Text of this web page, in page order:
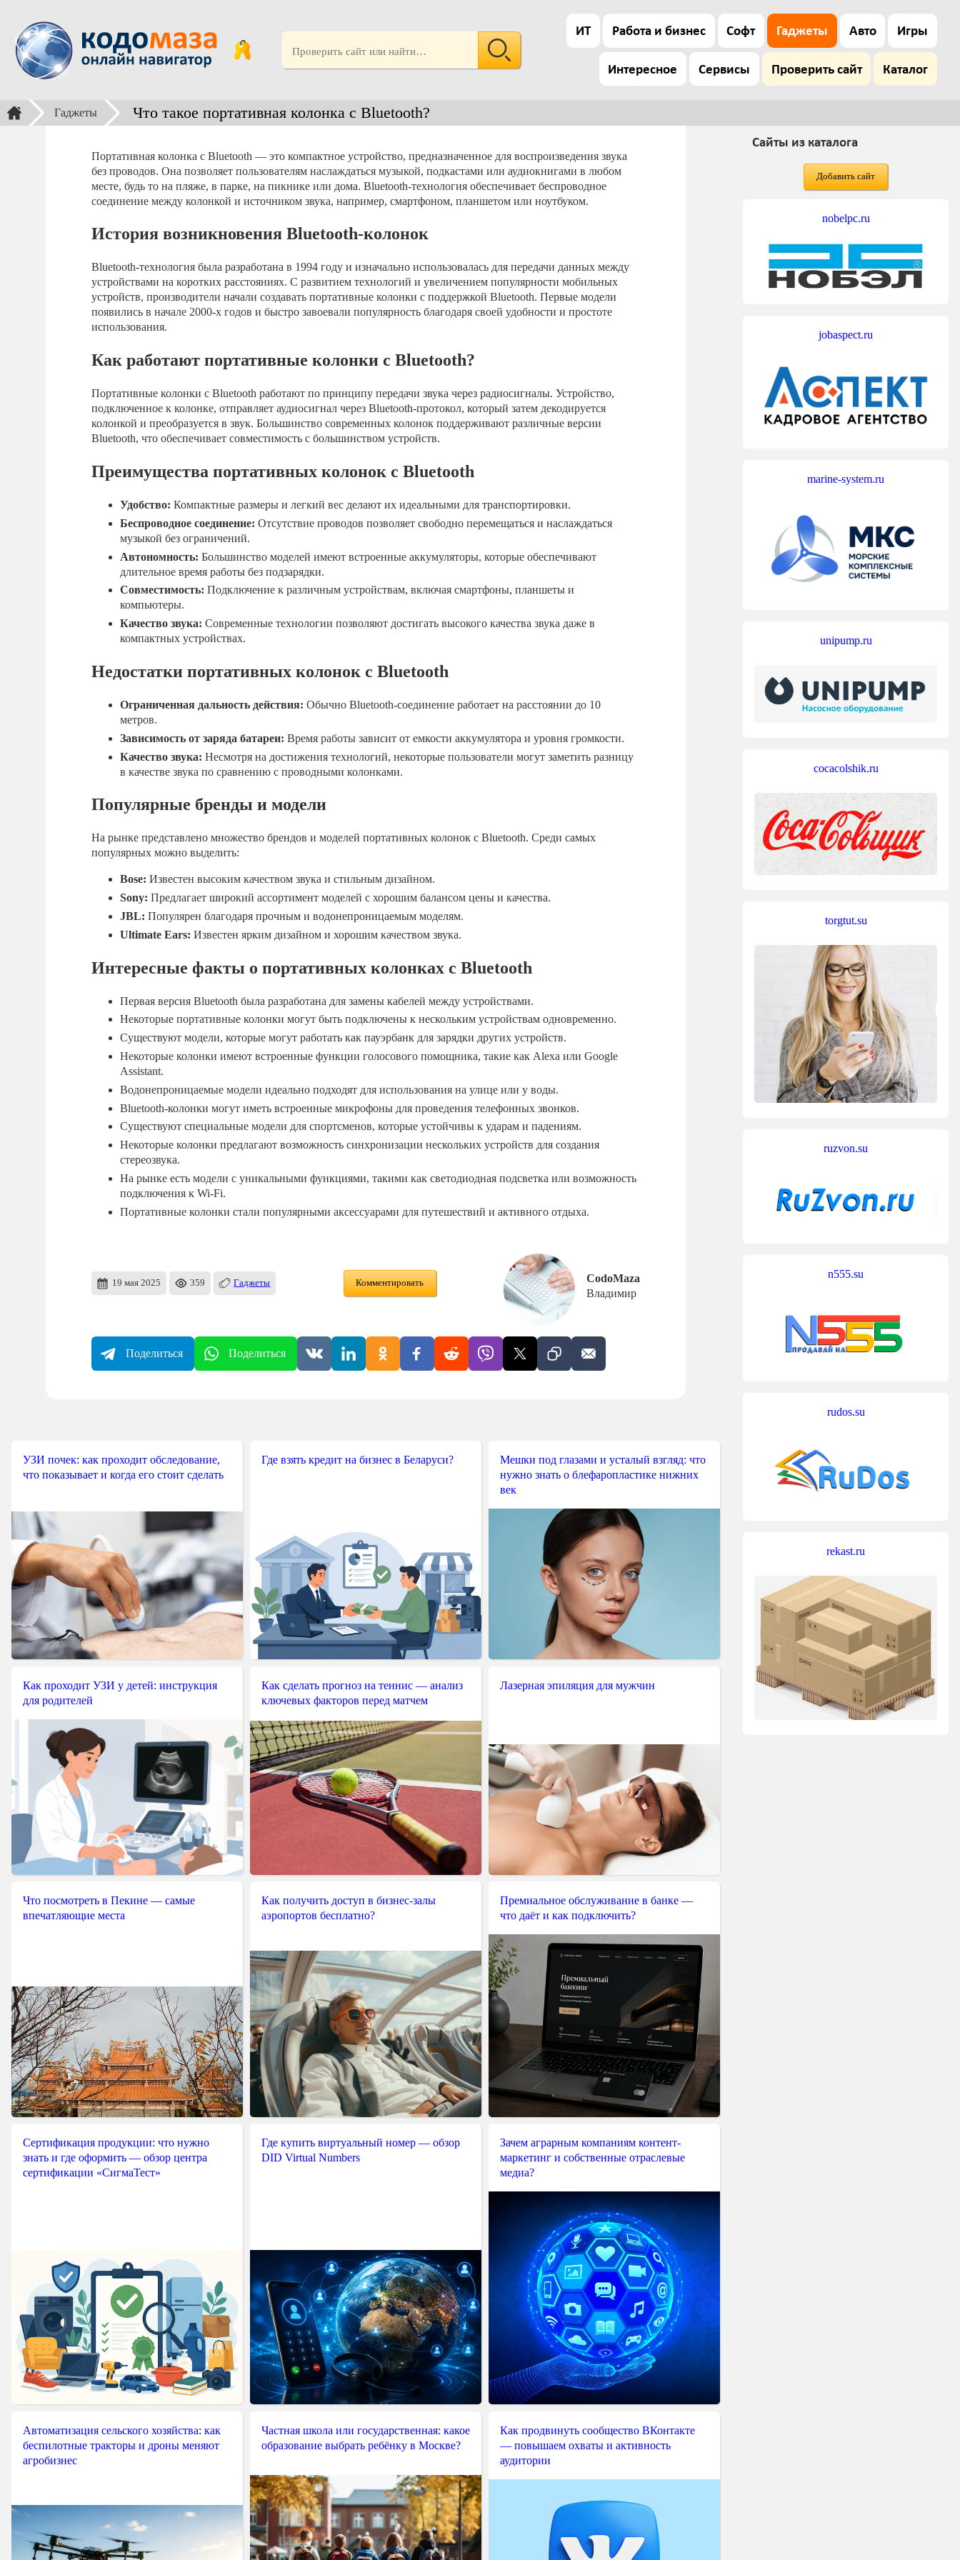
ИТ Работа и бизнес Софт Гаджеты Авто Игры
Интересное Сервисы Проверить сайт Каталог
Гаджеты Что такое портативная колонка с Bluetooth?
Портативная колонка с Bluetooth — это компактное устройство, предназначенное для воспроизведения звука
без проводов. Она позволяет пользователям наслаждаться музыкой, подкастами или аудиокнигами в любом
месте, будь то на пляже, в парке, на пикнике или дома. Bluetooth-технология обеспечивает беспроводное
соединение между колонкой и источником звука, например, смартфоном, планшетом или ноутбуком.
История возникновения Bluetooth-колонок
Bluetooth-технология была разработана в 1994 году и изначально использовалась для передачи данных между
устройствами на коротких расстояниях. С развитием технологий и увеличением популярности мобильных
устройств, производители начали создавать портативные колонки с поддержкой Bluetooth. Первые модели
появились в начале 2000-х годов и быстро завоевали популярность благодаря своей удобности и простоте
использования.
Как работают портативные колонки с Bluetooth?
Портативные колонки с Bluetooth работают по принципу передачи звука через радиосигналы. Устройство,
подключенное к колонке, отправляет аудиосигнал через Bluetooth-протокол, который затем декодируется
колонкой и преобразуется в звук. Большинство современных колонок поддерживают различные версии
Bluetooth, что обеспечивает совместимость с большинством устройств.
Преимущества портативных колонок с Bluetooth
Удобство: Компактные размеры и легкий вес делают их идеальными для транспортировки.
Беспроводное соединение: Отсутствие проводов позволяет свободно перемещаться и наслаждаться
музыкой без ограничений.
Автономность: Большинство моделей имеют встроенные аккумуляторы, которые обеспечивают
длительное время работы без подзарядки.
Совместимость: Подключение к различным устройствам, включая смартфоны, планшеты и
компьютеры.
Качество звука: Современные технологии позволяют достигать высокого качества звука даже в
компактных устройствах.
Недостатки портативных колонок с Bluetooth
Ограниченная дальность действия: Обычно Bluetooth-соединение работает на расстоянии до 10
метров.
Зависимость от заряда батареи: Время работы зависит от емкости аккумулятора и уровня громкости.
Качество звука: Несмотря на достижения технологий, некоторые пользователи могут заметить разницу
в качестве звука по сравнению с проводными колонками.
Популярные бренды и модели
На рынке представлено множество брендов и моделей портативных колонок с Bluetooth. Среди самых
популярных можно выделить:
Bose: Известен высоким качеством звука и стильным дизайном.
Sony: Предлагает широкий ассортимент моделей с хорошим балансом цены и качества.
JBL: Популярен благодаря прочным и водонепроницаемым моделям.
Ultimate Ears: Известен ярким дизайном и хорошим качеством звука.
Интересные факты о портативных колонках с Bluetooth
Первая версия Bluetooth была разработана для замены кабелей между устройствами.
Некоторые портативные колонки могут быть подключены к нескольким устройствам одновременно.
Существуют модели, которые могут работать как пауэрбанк для зарядки других устройств.
Некоторые колонки имеют встроенные функции голосового помощника, такие как Alexa или Google
Assistant.
Водонепроницаемые модели идеально подходят для использования на улице или у воды.
Bluetooth-колонки могут иметь встроенные микрофоны для проведения телефонных звонков.
Существуют специальные модели для спортсменов, которые устойчивы к ударам и падениям.
Некоторые колонки предлагают возможность синхронизации нескольких устройств для создания
стереозвука.
На рынке есть модели с уникальными функциями, такими как светодиодная подсветка или возможность
подключения к Wi-Fi.
Портативные колонки стали популярными аксессуарами для путешествий и активного отдыха.
19 мая 2025 359 Гаджеты Комментировать
CodoMaza
Владимир
Поделиться Поделиться
УЗИ почек: как проходит обследование,
что показывает и когда его стоит сделать
Где взять кредит на бизнес в Беларуси?
Мешки под глазами и усталый взгляд: что
нужно знать о блефаропластике нижних
век
Как проходит УЗИ у детей: инструкция
для родителей
Как сделать прогноз на теннис — анализ
ключевых факторов перед матчем
Лазерная эпиляция для мужчин
Что посмотреть в Пекине — самые
впечатляющие места
Как получить доступ в бизнес-залы
аэропортов бесплатно?
Премиальное обслуживание в банке —
что даёт и как подключить?
Сертификация продукции: что нужно
знать и где оформить — обзор центра
сертификации «СигмаТест»
Где купить виртуальный номер — обзор
DID Virtual Numbers
Зачем аграрным компаниям контент-
маркетинг и собственные отраслевые
медиа?
Автоматизация сельского хозяйства: как
беспилотные тракторы и дроны меняют
агробизнес
Частная школа или государственная: какое
образование выбрать ребёнку в Москве?
Как продвинуть сообщество ВКонтакте
— повышаем охваты и активность
аудитории
Сайты из каталога
Добавить сайт
nobelpc.ru
jobaspect.ru
marine-system.ru
unipump.ru
cocacolshik.ru
torgtut.su
ruzvon.su
n555.su
rudos.su
rekast.ru